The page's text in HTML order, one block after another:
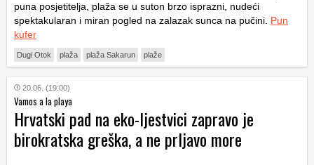
puna posjetitelja, plaža se u suton brzo isprazni, nudeći
spektakularan i miran pogled na zalazak sunca na pučini. Pun
kufer
Dugi Otok plaža plaža Sakarun plaže
20.06. (19:00)
Vamos a la playa
Hrvatski pad na eko-ljestvici zapravo je
birokratska greška, a ne prljavo more